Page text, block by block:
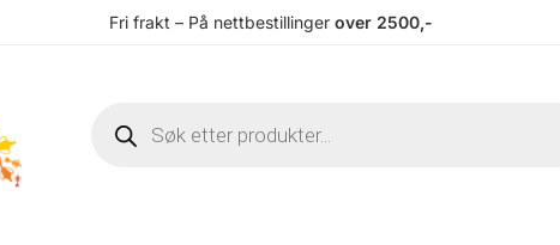
Fri frakt – På nettbestillinger over 2500,-